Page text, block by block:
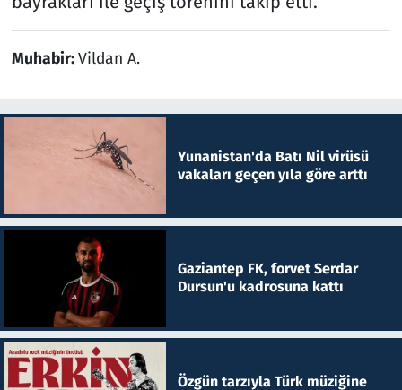
Muhabir:Vildan A.
Yunanistan'da Batı Nil virüsü
vakaları geçen yıla göre arttı
Gaziantep FK, forvet Serdar
Dursun'u kadrosuna kattı
Özgün tarzıyla Türk müziğine